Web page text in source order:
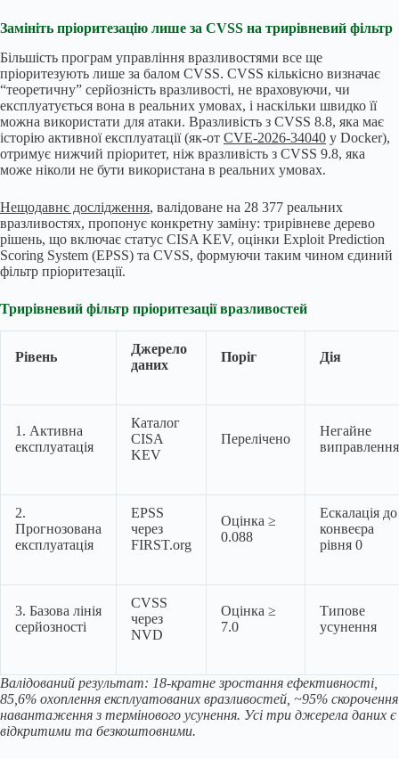
Замініть пріоритезацію лише за CVSS на трирівневий фільтр
Більшість програм управління вразливостями все ще
пріоритезують лише за балом CVSS. CVSS кількісно визначає
“теоретичну” серйозність вразливості, не враховуючи, чи
експлуатується вона в реальних умовах, і наскільки швидко її
можна використати для атаки. Вразливість з CVSS 8.8, яка має
історію активної експлуатації (як-от CVE-2026-34040 у Docker),
отримує нижчий пріоритет, ніж вразливість з CVSS 9.8, яка
може ніколи не бути використана в реальних умовах.
Нещодавнє дослідження, валідоване на 28 377 реальних
вразливостях, пропонує конкретну заміну: трирівневе дерево
рішень, що включає статус CISA KEV, оцінки Exploit Prediction
Scoring System (EPSS) та CVSS, формуючи таким чином єдиний
фільтр пріоритезації.
Трирівневий фільтр пріоритезації вразливостей
Рівень
Джерело
даних
Поріг Дія
1. Активна
експлуатація
Каталог
CISA
KEV
Перелічено
Негайне
виправлення
2.
Прогнозована
експлуатація
EPSS
через
FIRST.org
Оцінка ≥
0.088
Ескалація до
конвеєра
рівня 0
3. Базова лінія
серйозності
CVSS
через
NVD
Оцінка ≥
7.0
Типове
усунення
Валідований результат: 18-кратне зростання ефективності,
85,6% охоплення експлуатованих вразливостей, ~95% скорочення
навантаження з термінового усунення. Усі три джерела даних є
відкритими та безкоштовними.